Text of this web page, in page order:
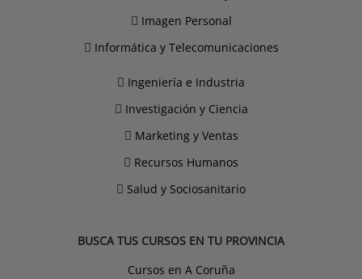
Imagen Personal
Informática y Telecomunicaciones
Ingeniería e Industria
Investigación y Ciencia
Marketing y Ventas
Recursos Humanos
Salud y Sociosanitario
BUSCA TUS CURSOS EN TU PROVINCIA
Cursos en A Coruña